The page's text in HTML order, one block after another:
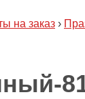
на заказ ›